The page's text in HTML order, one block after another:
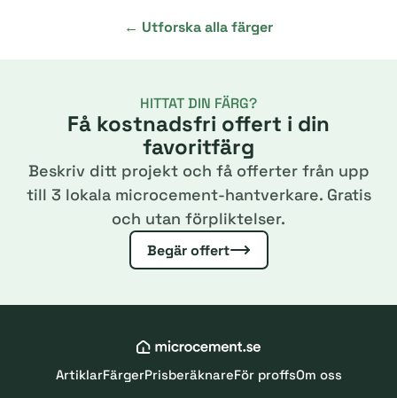
← Utforska alla färger
HITTAT DIN FÄRG?
Få kostnadsfri offert i din
favoritfärg
Beskriv ditt projekt och få offerter från upp
till 3 lokala microcement-hantverkare. Gratis
och utan förpliktelser.
Begär offert
ArtiklarFärgerPrisberäknareFör proffsOm oss